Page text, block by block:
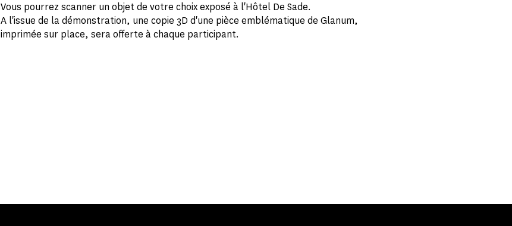
Vous pourrez scanner un objet de votre choix exposé à l'Hôtel De Sade.
A l'issue de la démonstration, une copie 3D d'une pièce emblématique de Glanum,
imprimée sur place, sera offerte à chaque participant.